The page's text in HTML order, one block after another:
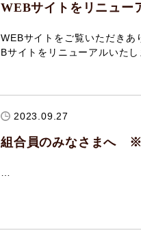
WEBサイトをリニュー
WEBサイトをご覧いただき
Bサイトをリニューアルいた
2023.09.27
組合員のみなさまへ